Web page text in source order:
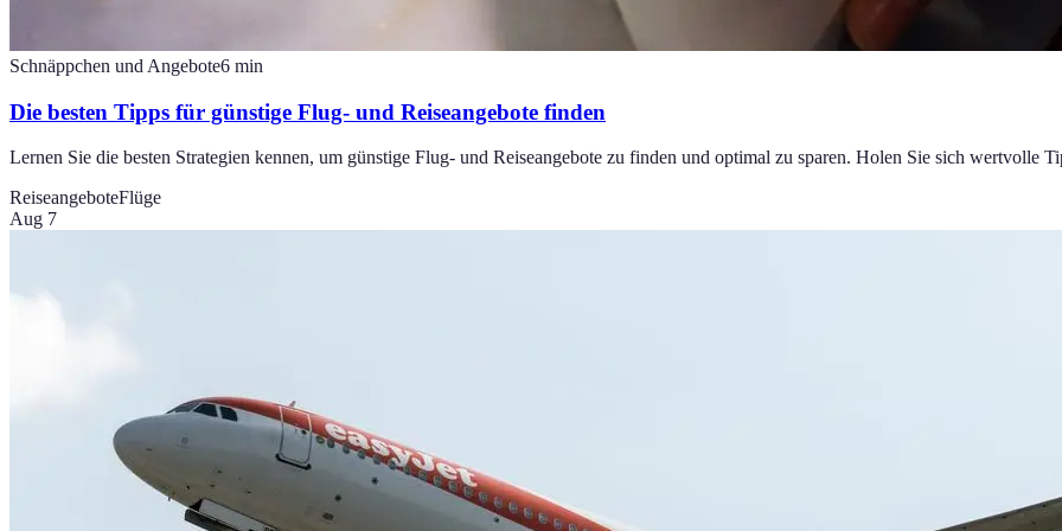
Schnäppchen und Angebote6 min
Die besten Tipps für günstige Flug- und Reiseangebote finden
Lernen Sie die besten Strategien kennen, um günstige Flug- und Reiseangebote zu finden und optimal zu sparen. Holen Sie sich wertvolle
ReiseangeboteFlüge
Aug 7